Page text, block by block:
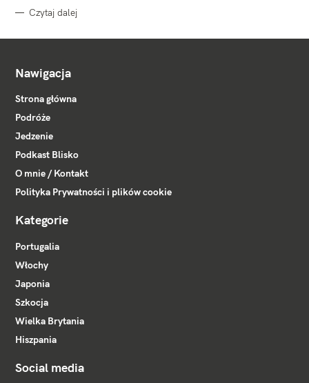
Czytaj dalej
Nawigacja
Strona główna
Podróże
Jedzenie
Podkast Blisko
O mnie / Kontakt
Polityka Prywatności i plików cookie
Kategorie
Portugalia
Włochy
Japonia
Szkocja
Wielka Brytania
Hiszpania
Social media